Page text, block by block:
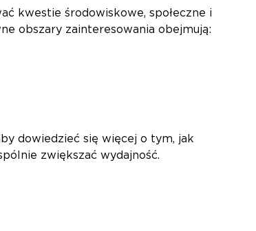
kwestie środowiskowe, społeczne i
obszary zainteresowania obejmują:
dowiedzieć się więcej o tym, jak
zwiększać wydajność.